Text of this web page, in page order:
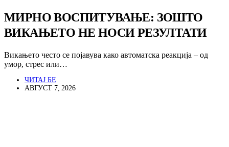
МИРНО ВОСПИТУВАЊЕ: ЗОШТО
ВИКАЊЕТО НЕ НОСИ РЕЗУЛТАТИ
Викањето често се појавува како автоматска реакција – од
умор, стрес или…
ЧИТАЈ БЕ
АВГУСТ 7, 2026